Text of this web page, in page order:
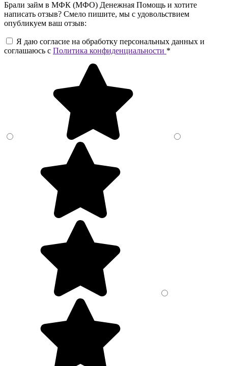
Брали займ в МФК (МФО) Денежная Помощь и хотите
написать отзыв? Смело пишите, мы с удовольствием
опубликуем ваш отзыв:
Я даю согласие на обработку персональных данных и
соглашаюсь c Политика конфиденциальности *